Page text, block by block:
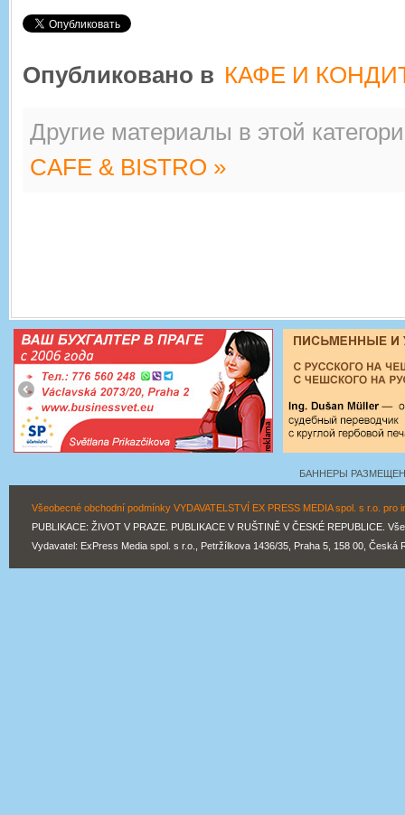
Опубликовано в КАФЕ И
Другие материалы в этой
CAFE & BISTRO »
БАННЕРЫ РАЗМЕЩЕНЫ
Všeobecné obchodní podmínky VYDAVATELSTVÍ EX PRESS MEDIA spol. s r.o.
PUBLIKACE: ŽIVOT V PRAZE. PUBLIKACE V RUŠTINĚ V ČESKÉ REPUBLICE.
Vydavatel: ExPress Media spol. s r.o., Petržílkova 1436/35, Praha 5, 158 00,